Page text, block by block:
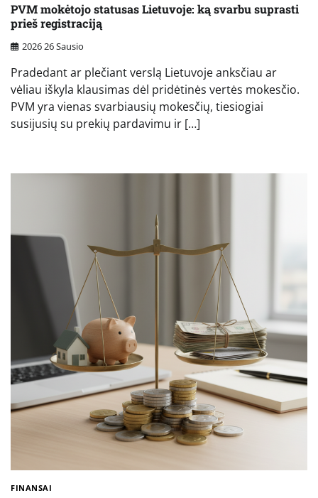
PVM mokėtojo statusas Lietuvoje: ką svarbu suprasti
prieš registraciją
2026 26 Sausio
Pradedant ar plečiant verslą Lietuvoje anksčiau ar
vėliau iškyla klausimas dėl pridėtinės vertės mokesčio.
PVM yra vienas svarbiausių mokesčių, tiesiogiai
susijusių su prekių pardavimu ir […]
FINANSAI